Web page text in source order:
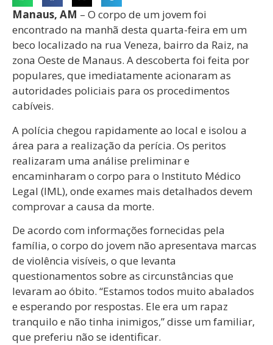
Manaus, AM – O corpo de um jovem foi
encontrado na manhã desta quarta-feira em um
beco localizado na rua Veneza, bairro da Raiz, na
zona Oeste de Manaus. A descoberta foi feita por
populares, que imediatamente acionaram as
autoridades policiais para os procedimentos
cabíveis.
A polícia chegou rapidamente ao local e isolou a
área para a realização da perícia. Os peritos
realizaram uma análise preliminar e
encaminharam o corpo para o Instituto Médico
Legal (IML), onde exames mais detalhados devem
comprovar a causa da morte.
De acordo com informações fornecidas pela
família, o corpo do jovem não apresentava marcas
de violência visíveis, o que levanta
questionamentos sobre as circunstâncias que
levaram ao óbito. “Estamos todos muito abalados
e esperando por respostas. Ele era um rapaz
tranquilo e não tinha inimigos,” disse um familiar,
que preferiu não se identificar.